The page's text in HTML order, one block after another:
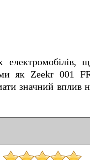
як Zeekr 001
значний вплив